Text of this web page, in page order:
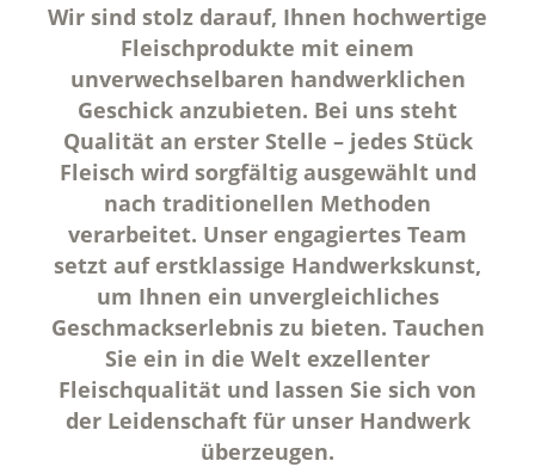
Wir sind stolz darauf, Ihnen hochwertige
Fleischprodukte mit einem
unverwechselbaren handwerklichen
Geschick anzubieten. Bei uns steht
Qualität an erster Stelle – jedes Stück
Fleisch wird sorgfältig ausgewählt und
nach traditionellen Methoden
verarbeitet. Unser engagiertes Team
setzt auf erstklassige Handwerkskunst,
um Ihnen ein unvergleichliches
Geschmackserlebnis zu bieten. Tauchen
Sie ein in die Welt exzellenter
Fleischqualität und lassen Sie sich von
der Leidenschaft für unser Handwerk
überzeugen.